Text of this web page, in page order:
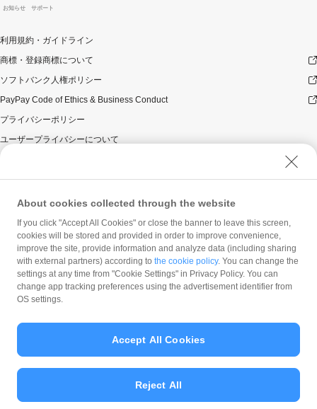
お知らせ サポート
利用規約・ガイドライン
商標・登録商標について
ソフトバンク人権ポリシー
PayPay Code of Ethics & Business Conduct
プライバシーポリシー
ユーザープライバシーについて
ウェブサイト利用規約
反社会的勢力に対する方針
勧誘方針
マネロン等基本方針
カスタマーハラスメントに関する当社の考え方
© PayPay Corporation
About cookies collected through the website
If you click "Accept All Cookies" or close the banner to leave this screen,
cookies will be stored and provided in order to improve convenience,
improve the site, provide information and analyze data (including sharing
with external partners) according to the cookie policy. You can change the
settings at any time from "Cookie Settings" in Privacy Policy. You can
change app tracking preferences using the advertisement identifier from
OS settings.
Reject All
Accept All Cookies